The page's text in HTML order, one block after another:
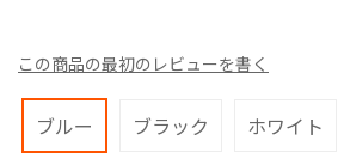
この商品の最初のレビューを書く
ブルー ブラック ホワイト
初
に
移